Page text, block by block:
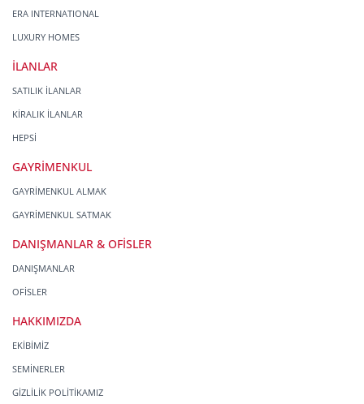
ERA INTERNATIONAL
LUXURY HOMES
İLANLAR
SATILIK İLANLAR
KİRALIK İLANLAR
HEPSİ
GAYRİMENKUL
GAYRİMENKUL ALMAK
GAYRİMENKUL SATMAK
DANIŞMANLAR & OFİSLER
DANIŞMANLAR
OFİSLER
HAKKIMIZDA
EKİBİMİZ
SEMİNERLER
GİZLİLİK POLİTİKAMIZ